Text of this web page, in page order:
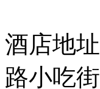
酒店地
路小吃街